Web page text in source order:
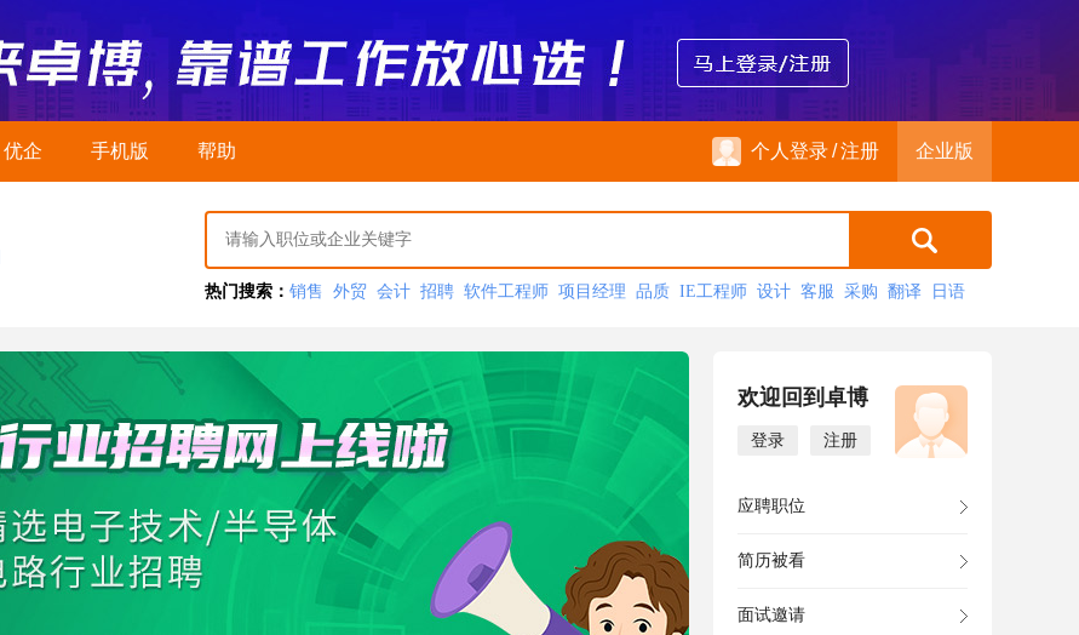
优企 手机版 帮助 个人登录/注册 企业版
热门搜索： 销售 外贸 会计 招聘 软件工程师 项目经理 品质 IE工程师 设计 客服 采购 翻译
日语
欢迎回到卓博
登录 注册
应聘职位
简历被看
面试邀请